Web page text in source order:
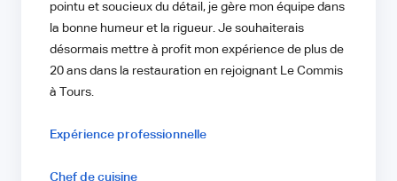
pointu et soucieux du détail, je gère mon équipe dans
la bonne humeur et la rigueur. Je souhaiterais
désormais mettre à profit mon expérience de plus de
20 ans dans la restauration en rejoignant Le Commis
à Tours.
Expérience professionnelle
Chef de cuisine